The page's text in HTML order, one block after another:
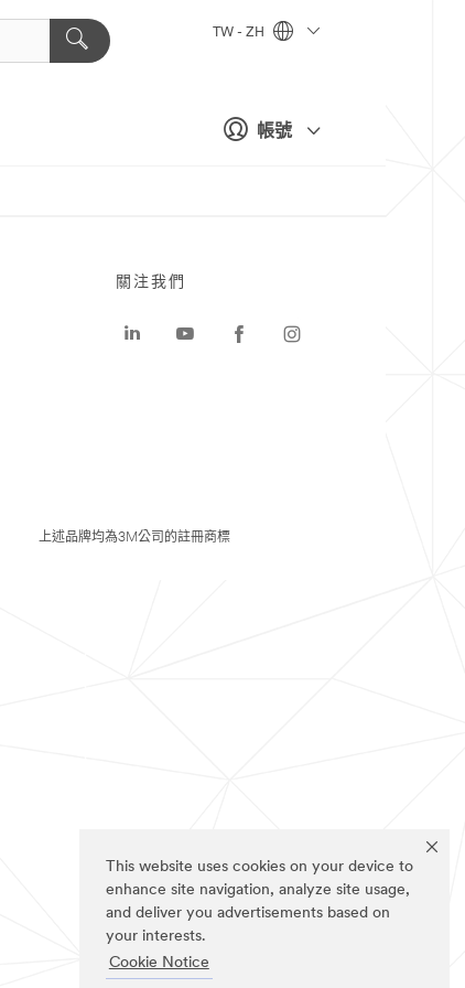
This website uses cookies on your device to
enhance site navigation, analyze site usage,
and deliver you advertisements based on
your interests.
Cookie Notice
帳號
TW - ZH
關注我們
上述品牌均為3M公司的註冊商標